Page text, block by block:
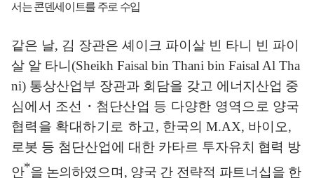
서는 콘덴세이트를 주로 수입
같은 날, 김 장관은 셰이크 파이살 빈 타니 빈 파이
살 알 타니 (Sheikh Faisal bin Thani bin Faisal Al Tha
ni) 통상산업부 장관과 회담을 갖고 에너지산업 중
심에서 조선 ・ 첨단산업 등 다양한 영역으로 양국
협력을 확대하기로 하고, 한국의 M.AX, 바이오,
로봇 등 첨단산업에 대한 카타르 투자유치 협력 방
안*을 논의하였으며 , 양국 간 전략적 파트너십을 한